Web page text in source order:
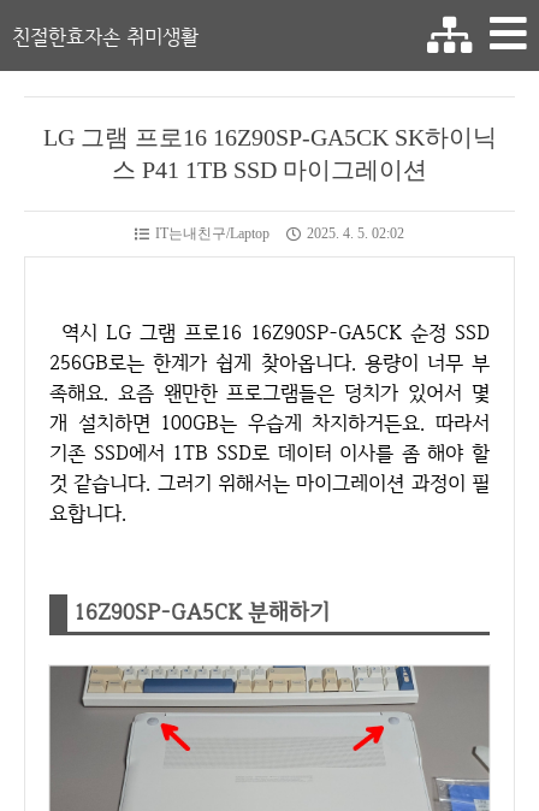
친절한효자손 취미생활
LG 그램 프로16 16Z90SP-GA5CK SK하이닉
스 P41 1TB SSD 마이그레이션
IT는내친구/Laptop 2025. 4. 5. 02:02
역시 LG 그램 프로16 16Z90SP-GA5CK 순정 SSD
256GB로는 한계가 쉽게 찾아옵니다. 용량이 너무 부
족해요. 요즘 왠만한 프로그램들은 덩치가 있어서 몇
개 설치하면 100GB는 우습게 차지하거든요. 따라서
기존 SSD에서 1TB SSD로 데이터 이사를 좀 해야 할
것 같습니다. 그러기 위해서는 마이그레이션 과정이 필
요합니다.
16Z90SP-GA5CK 분해하기